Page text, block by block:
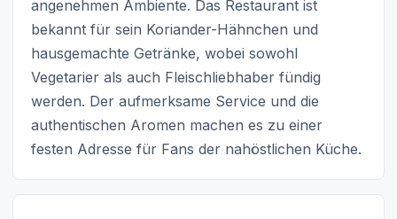
angenehmen Ambiente. Das Restaurant ist
bekannt für sein Koriander-Hähnchen und
hausgemachte Getränke, wobei sowohl
Vegetarier als auch Fleischliebhaber fündig
werden. Der aufmerksame Service und die
authentischen Aromen machen es zu einer
festen Adresse für Fans der nahöstlichen Küche.